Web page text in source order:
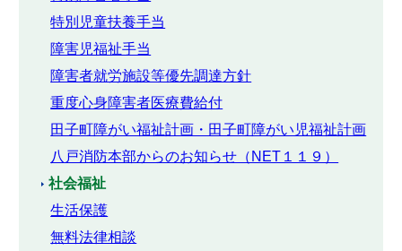
特別児童扶養手当
障害児福祉手当
障害者就労施設等優先調達方針
重度心身障害者医療費給付
田子町障がい福祉計画・田子町障がい児福祉計画
八戸消防本部からのお知らせ（NET１１９）
社会福祉
生活保護
無料法律相談